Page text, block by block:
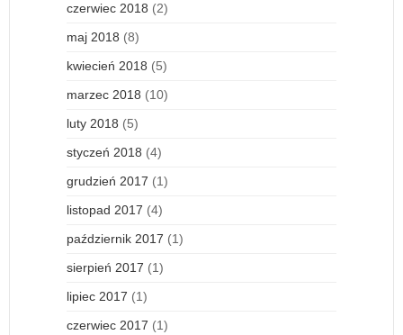
czerwiec 2018 (2)
maj 2018 (8)
kwiecień 2018 (5)
marzec 2018 (10)
luty 2018 (5)
styczeń 2018 (4)
grudzień 2017 (1)
listopad 2017 (4)
październik 2017 (1)
sierpień 2017 (1)
lipiec 2017 (1)
czerwiec 2017 (1)